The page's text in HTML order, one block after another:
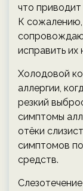
что приводит
К сожалению,
исправить
Холодовой
аллергии,
резкий
симптомы
отёки
симптомов
средств.